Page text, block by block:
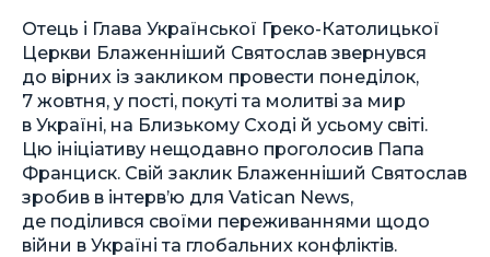
Отець і Глава Української Греко-Католицької
Церкви Блаженніший Святослав звернувся
до вірних із закликом провести понеділок,
7 жовтня, у пості, покуті та молитві за мир
в Україні, на Близькому Сході й усьому світі.
Цю ініціативу нещодавно проголосив Папа
Франциск. Свій заклик Блаженніший Святослав
зробив в інтерв’ю для Vatican News,
де поділився своїми переживаннями щодо
війни в Україні та глобальних конфліктів.